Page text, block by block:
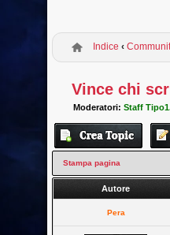
Indice ‹
Vince chi
Moderatori:Staff
Stampa pagina
Autore
Pera